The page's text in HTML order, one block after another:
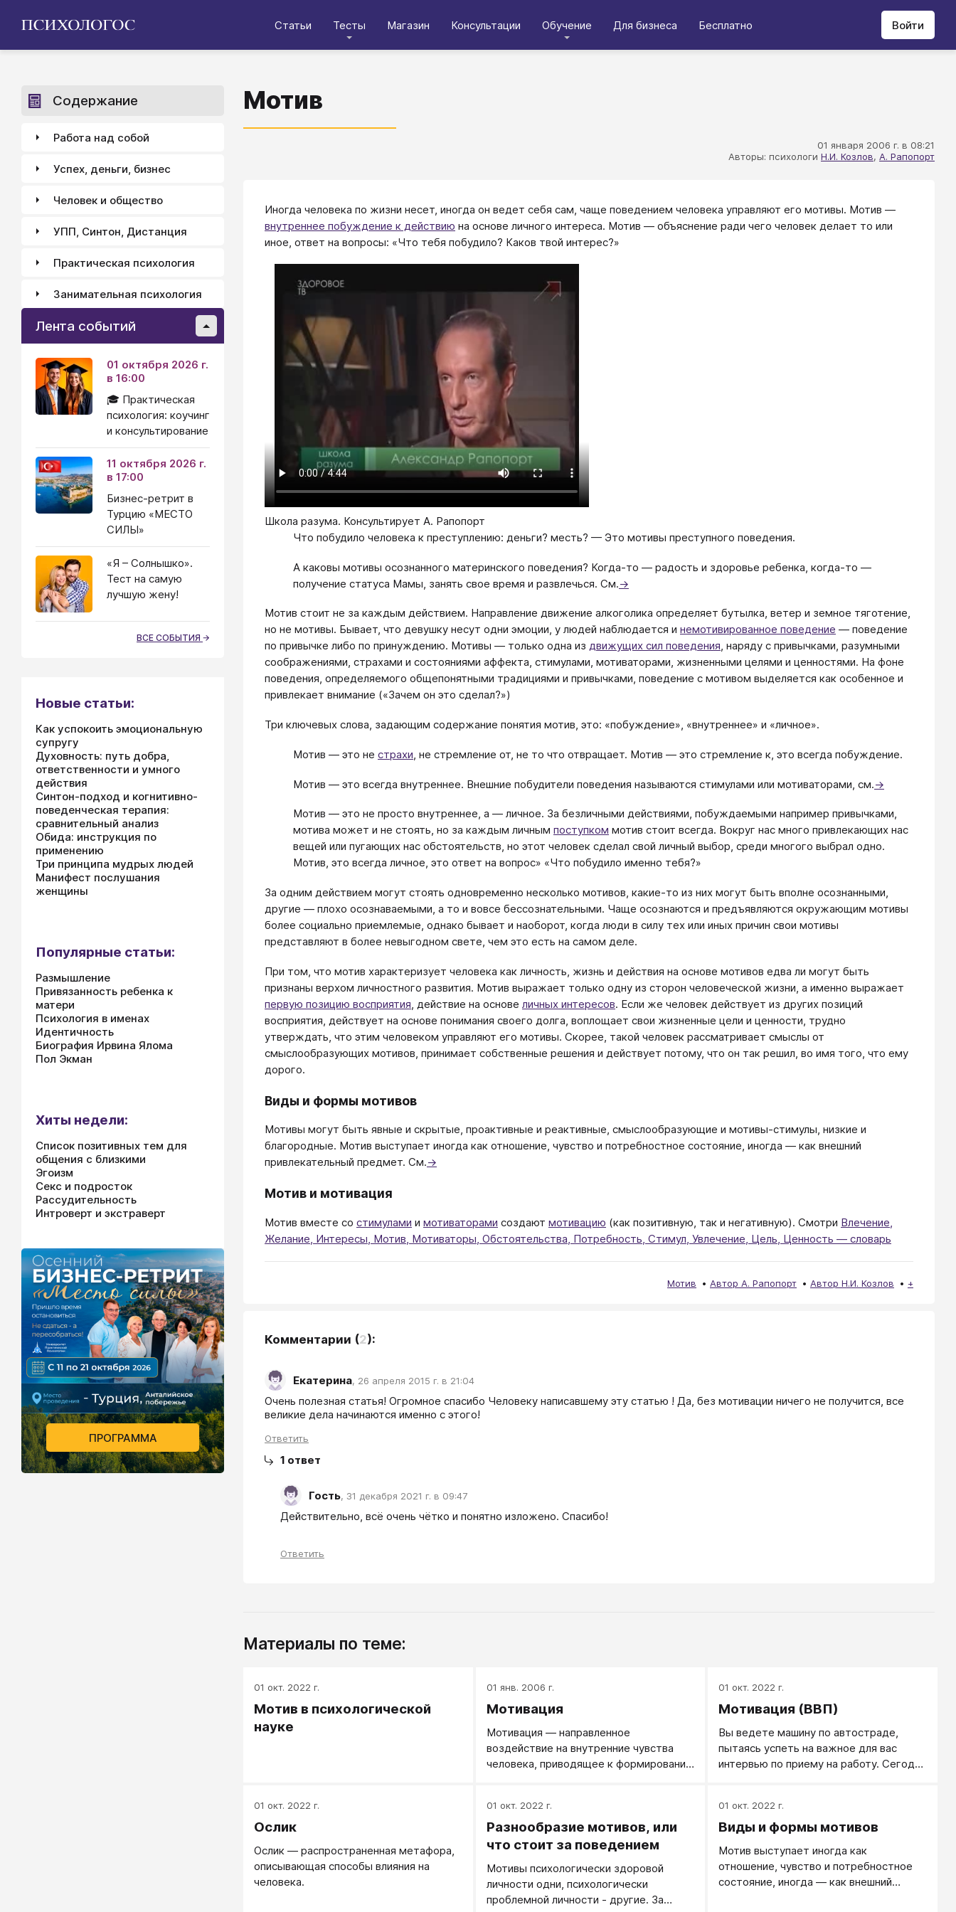
Статьи Тесты Магазин Консультации Обучение Для бизнеса Бесплатно Войти
Мотив
01 января 2006 г. в 08:21
Авторы: психологи Н.И. Козлов, А. Рапопорт
Иногда человека по жизни несет, иногда он ведет себя сам, чаще поведением человека управляют его мотивы. Мотив —
внутреннее побуждение к действию на основе личного интереса. Мотив — объяснение ради чего человек делает то или
иное, ответ на вопросы: «Что тебя побудило? Каков твой интерес?»
Школа разума. Консультирует А. Рапопорт
Что побудило человека к преступлению: деньги? месть? — Это мотивы преступного поведения.
А каковы мотивы осознанного материнского поведения? Когда-то — радость и здоровье ребенка, когда-то —
получение статуса Мамы, занять свое время и развлечься. См.→
Мотив стоит не за каждым действием. Направление движение алкоголика определяет бутылка, ветер и земное тяготение,
но не мотивы. Бывает, что девушку несут одни эмоции, у людей наблюдается и немотивированное поведение — поведение
по привычке либо по принуждению. Мотивы — только одна из движущих сил поведения, наряду с привычками, разумными
соображениями, страхами и состояниями аффекта, стимулами, мотиваторами, жизненными целями и ценностями. На фоне
поведения, определяемого общепонятными традициями и привычками, поведение с мотивом выделяется как особенное и
привлекает внимание («Зачем он это сделал?»)
Три ключевых слова, задающим содержание понятия мотив, это: «побуждение», «внутреннее» и «личное».
Мотив — это не страхи , не стремление от, не то что отвращает. Мотив — это стремление к, это всегда побуждение.
Мотив — это всегда внутреннее. Внешние побудители поведения называются стимулами или мотиваторами, см.→
Мотив — это не просто внутреннее, а — личное. За безличными действиями, побуждаемыми например привычками,
мотива может и не стоять, но за каждым личным поступком мотив стоит всегда. Вокруг нас много привлекающих нас
вещей или пугающих нас обстоятельств, но этот человек сделал свой личный выбор, среди многого выбрал одно.
Мотив, это всегда личное, это ответ на вопрос» «Что побудило именно тебя?»
За одним действием могут стоять одновременно несколько мотивов, какие-то из них могут быть вполне осознанными,
другие — плохо осознаваемыми, а то и вовсе бессознательными. Чаще осознаются и предъявляются окружающим мотивы
более социально приемлемые, однако бывает и наоборот, когда люди в силу тех или иных причин свои мотивы
представляют в более невыгодном свете, чем это есть на самом деле.
При том, что мотив характеризует человека как личность, жизнь и действия на основе мотивов едва ли могут быть
признаны верхом личностного развития. Мотив выражает только одну из сторон человеческой жизни, а именно выражает
первую позицию восприятия , действие на основе личных интересов. Если же человек действует из других позиций
восприятия, действует на основе понимания своего долга, воплощает свои жизненные цели и ценности, трудно
утверждать, что этим человеком управляют его мотивы. Скорее, такой человек рассматривает смыслы от
смыслообразующих мотивов, принимает собственные решения и действует потому, что он так решил, во имя того, что ему
дорого.
Виды и формы мотивов
Мотивы могут быть явные и скрытые, проактивные и реактивные, смыслообразующие и мотивы-стимулы, низкие и
благородные. Мотив выступает иногда как отношение, чувство и потребностное состояние, иногда — как внешний
привлекательный предмет. См.→
Мотив и мотивация
Мотив вместе со стимулами и мотиваторами создают мотивацию (как позитивную, так и негативную). Смотри Влечение,
Желание, Интересы, Мотив, Мотиваторы, Обстоятельства, Потребность, Стимул, Увлечение, Цель, Ценность — словарь
Мотив Автор А. Рапопорт Автор Н.И. Козлов +
Комментарии (2):
Екатерина, 26 апреля 2015 г. в 21:04
Очень полезная статья! Огромное спасибо Человеку написавшему эту статью ! Да, без мотивации ничего не получится, все
великие дела начинаются именно с этого!
Ответить
1 ответ
Гость, 31 декабря 2021 г. в 09:47
Действительно, всё очень чётко и понятно изложено. Спасибо!
Ответить
Материалы по теме:
01 окт. 2022 г.
Мотив в психологической
науке
01 янв. 2006 г.
Мотивация
Мотивация — направленное
воздействие на внутренние чувства
человека, приводящее к формированию
01 окт. 2022 г.
Мотивация (ВВП)
Вы ведете машину по автостраде,
пытаясь успеть на важное для вас
интервью по приему на работу. Сегодня
отказаться от завтрака, а теперь вас
мучает голод. Кажется, будто на
которого вы проезжаете,
рекламируется еда — аппетитный
омлет, сочные гамбургеры,
01 окт. 2022 г.
Ослик
Ослик — распространенная метафора,
описывающая способы влияния на
человека.
01 окт. 2022 г.
Разнообразие мотивов, или
что стоит за поведением
Мотивы психологически здоровой
личности одни, психологически
проблемной личности - другие. За
01 окт. 2022 г.
Виды и формы мотивов
Мотив выступает иногда как
отношение, чувство и потребностное
состояние, иногда — как внешний
Содержание
Работа над собой
Успех, деньги, бизнес
Человек и общество
УПП, Синтон, Дистанция
Практическая психология
Занимательная психология
Лента событий
01 октября 2026 г.
в 16:00
🎓 Практическая
психология: коучинг
и консультирование
11 октября 2026 г.
в 17:00
Бизнес-ретрит в
Турцию «МЕСТО
СИЛЫ»
«Я – Солнышко».
Тест на самую
лучшую жену!
ВСЕ СОБЫТИЯ
Новые статьи:
Как успокоить эмоциональную
супругу
Духовность: путь добра,
ответственности и умного
действия
Синтон-подход и когнитивно-
поведенческая терапия:
сравнительный анализ
Обида: инструкция по
применению
Три принципа мудрых людей
Манифест послушания
женщины
Популярные статьи:
Размышление
Привязанность ребенка к
матери
Психология в именах
Идентичность
Биография Ирвина Ялома
Пол Экман
Хиты недели:
Список позитивных тем для
общения с близкими
Эгоизм
Секс и подросток
Рассудительность
Интроверт и экстраверт
ПРОГРАММА